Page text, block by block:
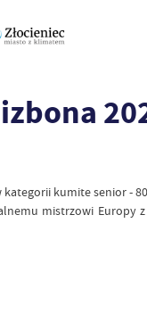
kategorii kumite senior -
mistrzowi Europy